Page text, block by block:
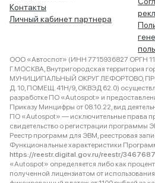
Контакты
Личный кабинет партнера
ООО «Автоспот» (ИНН 7715936827 ОРГН
Г.МОСКВА, Внутригородская территория
МУНИЦИПАЛЬНЫЙ ОКРУГ ЛЕФОРТОВО,
Д. 10, ПОМЕЩ. 41Н/9, ОКВЭД 62.0)
разработке ПО «Autospot» и
Приказу Минцифры от 08.10.22, вид
ПО «Autospot» — исключительные права
свидетельство о регистрации программы
Реестр программ для ЭВМ, реестровая
Функциональные характеристики
https://reestr.digital.gov.ru/reestr/
«Autospot» определяется либо как процент
полученной лицензиатом от